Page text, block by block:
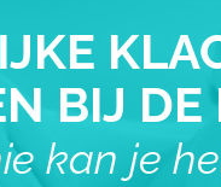
BIJ DE
kan je